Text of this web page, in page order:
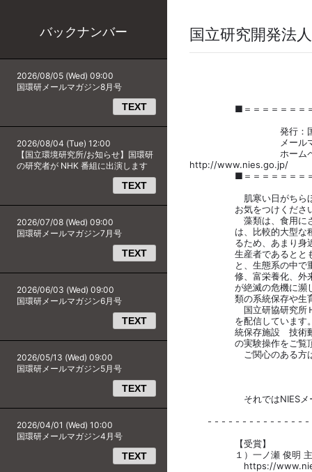
バックナンバー
2026/08/05 (Wed) 09:00
国環研メールマガジン8月号
TEXT
2026/08/04 (Tue) 12:00
【国立環境研究所/お知らせ】国環研
の研究者が NHK 番組に出演します
TEXT
2026/07/08 (Wed) 09:00
国環研メールマガジン7月号
TEXT
2026/06/03 (Wed) 09:00
国環研メールマガジン6月号
TEXT
2026/05/13 (Wed) 09:00
国環研メールマガジン5月号
TEXT
2026/04/01 (Wed) 10:00
国環研メールマガジン4月号
TEXT
国立研究開発法
■＝＝＝＝＝＝＝＝＝＝
発行：国立研究開
メールマガジンに関
ホームペー
http://
■＝＝＝＝＝＝＝＝＝＝
肌寒い日がちらほらと
お気をつけくださ
藻類は、食用にされる
は、比較的大型な種でも
るため、あまり身近な存
生産者であるとともに、
と、生態系の中で重要な
修、富栄養化、外来魚の
が絶滅の危機に瀕してい
類の系統保存や生育調
国立研協研究所ＨＰで
を配信しています。今月
統保存施設 技術動画」
の実験操作をご覧頂
ご関心のある方は、是
それではNIESメールマ
- - - - - - - - - - - - - - - -
【受賞】
１）一ノ瀬 俊明 主任
https://